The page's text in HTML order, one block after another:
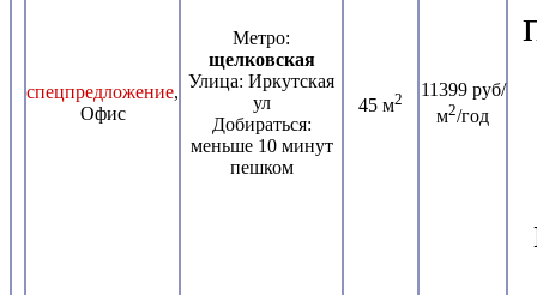
спецпредложение,
Офис
Метро:
щелковская
Улица: Иркутская
ул
Добираться:
меньше 10 минут
пешком
45 м2
11399 руб/
м2/год